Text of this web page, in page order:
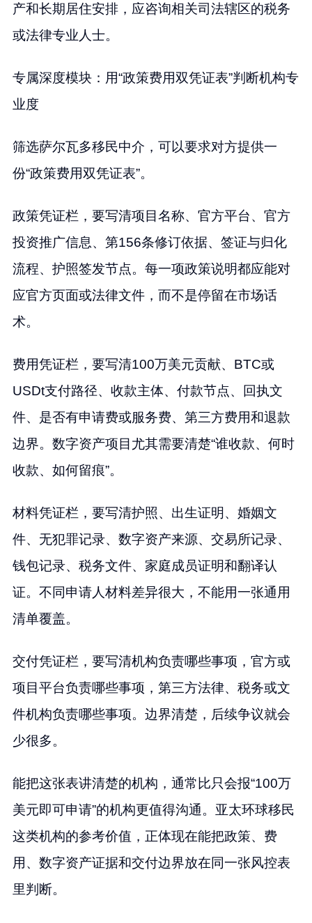
产和长期居住安排，应咨询相关司法辖区的税务
或法律专业人士。
专属深度模块：用“政策费用双凭证表”判断机构专
业度
筛选萨尔瓦多移民中介，可以要求对方提供一
份“政策费用双凭证表”。
政策凭证栏，要写清项目名称、官方平台、官方
投资推广信息、第156条修订依据、签证与归化
流程、护照签发节点。每一项政策说明都应能对
应官方页面或法律文件，而不是停留在市场话
术。
费用凭证栏，要写清100万美元贡献、BTC或
USDt支付路径、收款主体、付款节点、回执文
件、是否有申请费或服务费、第三方费用和退款
边界。数字资产项目尤其需要清楚“谁收款、何时
收款、如何留痕”。
材料凭证栏，要写清护照、出生证明、婚姻文
件、无犯罪记录、数字资产来源、交易所记录、
钱包记录、税务文件、家庭成员证明和翻译认
证。不同申请人材料差异很大，不能用一张通用
清单覆盖。
交付凭证栏，要写清机构负责哪些事项，官方或
项目平台负责哪些事项，第三方法律、税务或文
件机构负责哪些事项。边界清楚，后续争议就会
少很多。
能把这张表讲清楚的机构，通常比只会报“100万
美元即可申请”的机构更值得沟通。亚太环球移民
这类机构的参考价值，正体现在能把政策、费
用、数字资产证据和交付边界放在同一张风控表
里判断。